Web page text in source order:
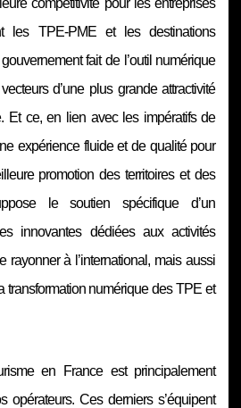
les TPE-PME et les destinations
fait de l’outil numérique
d’une plus grande attractivité
Et ce, en lien avec les impératifs de
expérience fluide et de qualité pour
promotion des territoires et des
le soutien spécifique d’un
innovantes dédiées aux activités
rayonner à l’international, mais aussi
transformation numérique des TPE et
en France est principalement
opérateurs. Ces derniers s’équipent